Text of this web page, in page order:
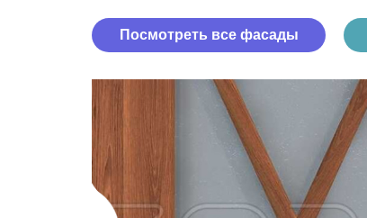
Посмотреть все фасады